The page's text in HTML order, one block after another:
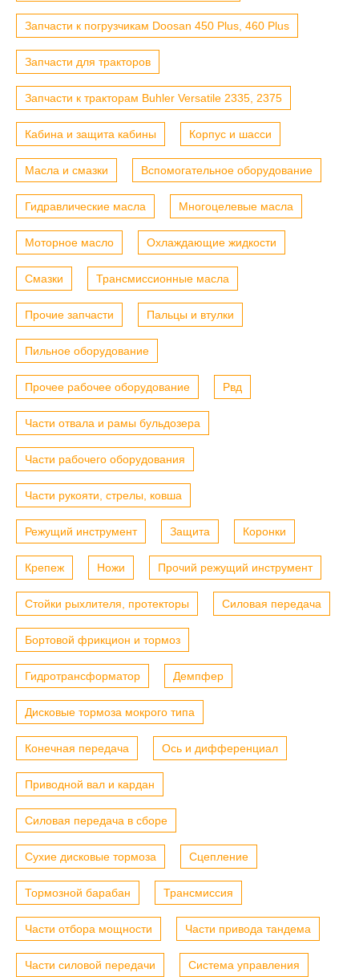
Запчасти к погрузчикам Doosan 450 Plus, 460 Plus
Запчасти для тракторов
Запчасти к тракторам Buhler Versatile 2335, 2375
Кабина и защита кабины Корпус и шасси
Масла и смазки Вспомогательное оборудование
Гидравлические масла Многоцелевые масла
Моторное масло Охлаждающие жидкости
Смазки Трансмиссионные масла
Прочие запчасти Пальцы и втулки
Пильное оборудование
Прочее рабочее оборудование Рвд
Части отвала и рамы бульдозера
Части рабочего оборудования
Части рукояти, стрелы, ковша
Режущий инструмент Защита Коронки
Крепеж Ножи Прочий режущий инструмент
Стойки рыхлителя, протекторы Силовая передача
Бортовой фрикцион и тормоз
Гидротрансформатор Демпфер
Дисковые тормоза мокрого типа
Конечная передача Ось и дифференциал
Приводной вал и кардан
Силовая передача в сборе
Сухие дисковые тормоза Сцепление
Тормозной барабан Трансмиссия
Части отбора мощности Части привода тандема
Части силовой передачи Система управления